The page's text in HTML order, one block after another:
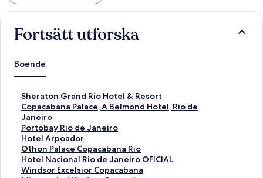
Fortsätt utforska
Boende
Sheraton Grand Rio Hotel & Resort
L
ä
n
k
t
i
l
l
Copacabana Palace, A Belmond Hotel, Rio de
Janeiro
L
ä
n
k
t
i
l
Portobay Rio de Janeiro
L
ä
n
k
t
Hotel Arpoador
L
ä
n
k
Othon Palace Copacabana Rio
L
ä
n
Hotel Nacional Rio de Janeiro OFICIAL
L
ä
Windsor Excelsior Copacabana
L